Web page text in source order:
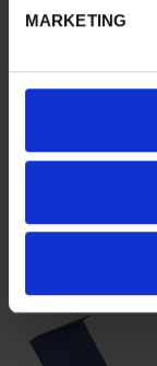
MARKETING